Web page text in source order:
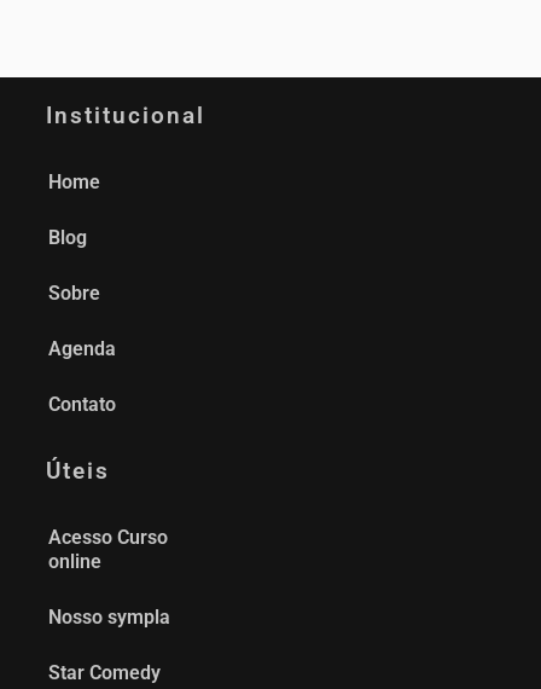
Institucional
Home
Blog
Sobre
Agenda
Contato
Úteis
Acesso Curso
online
Nosso sympla
Star Comedy